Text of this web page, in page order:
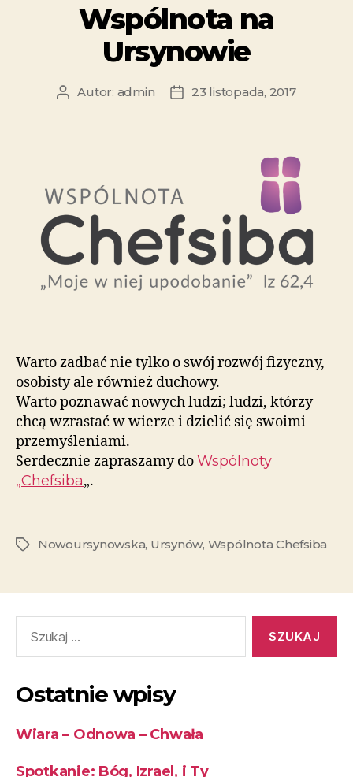
Wspólnota na
Ursynowie
Autor: admin 23 listopada, 2017
Warto zadbać nie tylko o swój rozwój fizyczny,
osobisty ale również duchowy.
Warto poznawać nowych ludzi; ludzi, którzy
chcą wzrastać w wierze i dzielić się swoimi
przemyśleniami.
Serdecznie zapraszamy doWspólnoty
„Chefsiba„.
Nowoursynowska, Ursynów, Wspólnota Chefsiba
Ostatnie wpisy
Wiara – Odnowa – Chwała
Spotkanie: Bóg, Izrael, i Ty